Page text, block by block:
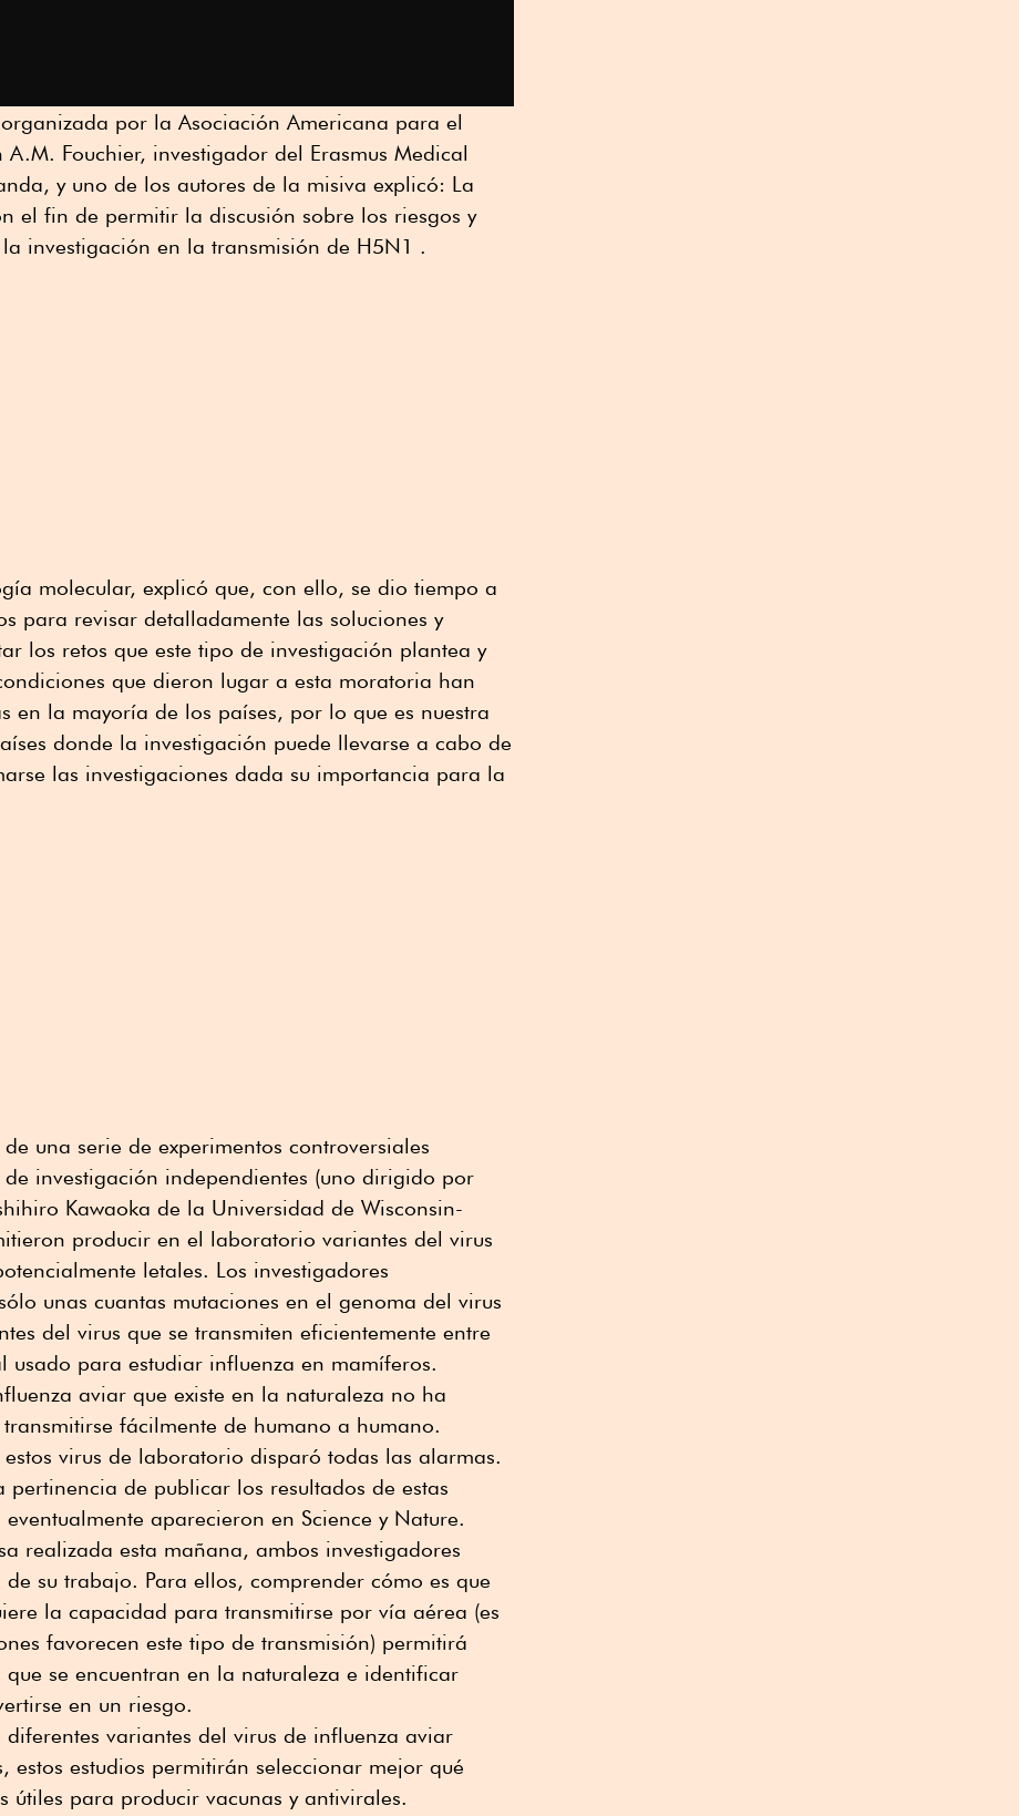
por la Asociación Americana para el
Fouchier, investigador del Erasmus Medical
y uno de los autores de la misiva explicó: La
el fin de permitir la discusión sobre los riesgos y
investigación en la transmisión de H5N1 .
molecular, explicó que, con ello, se dio tiempo a
para revisar detalladamente las soluciones y
los retos que este tipo de investigación plantea y
que dieron lugar a esta moratoria han
en la mayoría de los países, por lo que es nuestra
donde la investigación puede llevarse a cabo de
las investigaciones dada su importancia para la
una serie de experimentos controversiales
investigación independientes (uno dirigido por
Kawaoka de la Universidad de Wisconsin-
producir en el laboratorio variantes del virus
letales. Los investigadores
unas cuantas mutaciones en el genoma del virus
del virus que se transmiten eficientemente entre
usado para estudiar influenza en mamíferos.
aviar que existe en la naturaleza no ha
fácilmente de humano a humano.
virus de laboratorio disparó todas las alarmas.
pertinencia de publicar los resultados de estas
aparecieron en Science y Nature.
realizada esta mañana, ambos investigadores
su trabajo. Para ellos, comprender cómo es que
la capacidad para transmitirse por vía aérea (es
favorecen este tipo de transmisión) permitirá
se encuentran en la naturaleza e identificar
en un riesgo.
diferentes variantes del virus de influenza aviar
estos estudios permitirán seleccionar mejor qué
útiles para producir vacunas y antivirales.